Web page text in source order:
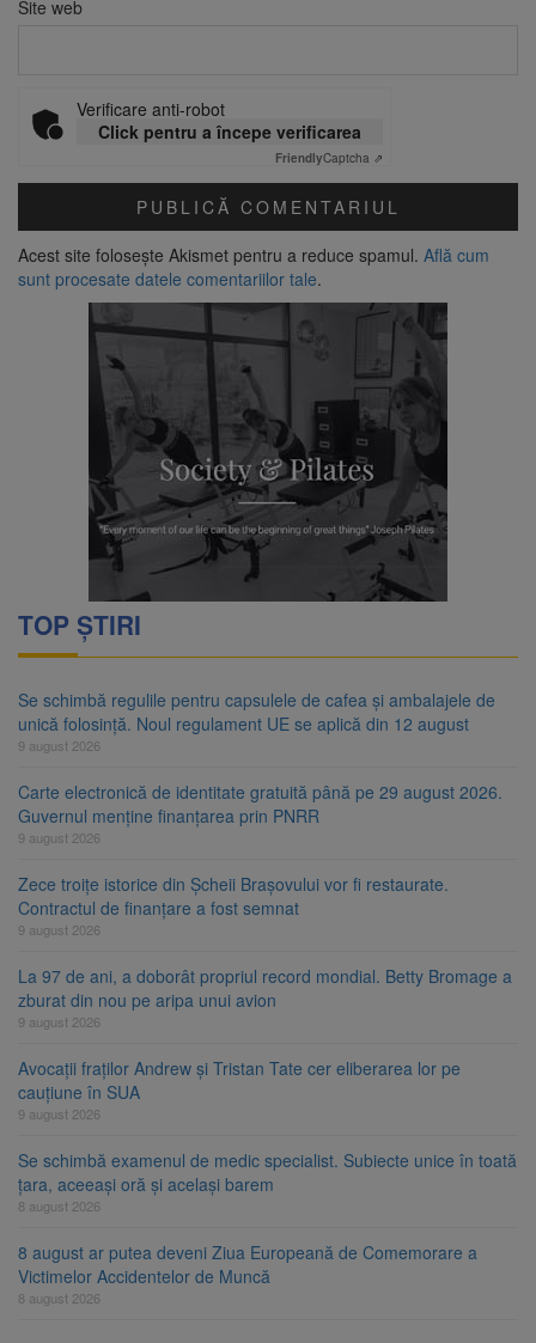
Site web
Verificare anti-robot
Click pentru a începe verificarea
FriendlyCaptcha ⇗
Acest site folosește Akismet pentru a reduce spamul. Află cum
sunt procesate datele comentariilor tale.
TOP ȘTIRI
Se schimbă regulile pentru capsulele de cafea și ambalajele de
unică folosință. Noul regulament UE se aplică din 12 august
9 august 2026
Carte electronică de identitate gratuită până pe 29 august 2026.
Guvernul menține finanțarea prin PNRR
9 august 2026
Zece troițe istorice din Șcheii Brașovului vor fi restaurate.
Contractul de finanțare a fost semnat
9 august 2026
La 97 de ani, a doborât propriul record mondial. Betty Bromage a
zburat din nou pe aripa unui avion
9 august 2026
Avocații fraților Andrew și Tristan Tate cer eliberarea lor pe
cauțiune în SUA
9 august 2026
Se schimbă examenul de medic specialist. Subiecte unice în toată
țara, aceeași oră și același barem
8 august 2026
8 august ar putea deveni Ziua Europeană de Comemorare a
Victimelor Accidentelor de Muncă
8 august 2026